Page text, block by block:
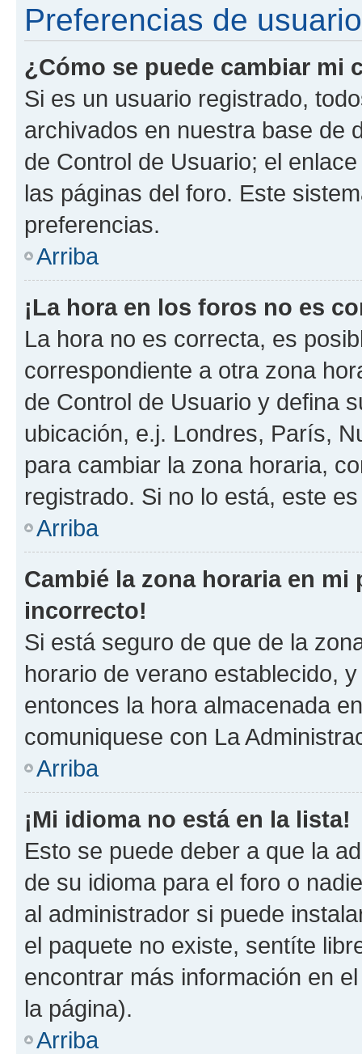
Preferencias de
¿Cómo se puede cambiar mi
Si es un usuario registrado,
archivados en nuestra base de
de Control de Usuario; el
las páginas del foro. Este
preferencias.
Arriba
¡La hora en los foros no es
La hora no es correcta, es
correspondiente a otra zona
de Control de Usuario y defina
ubicación, e.j. Londres, París,
para cambiar la zona horaria,
registrado. Si no lo está, este
Arriba
Cambié la zona horaria en
incorrecto!
Si está seguro de que de la
horario de verano establecido,
entonces la hora almacenada
comuniquese con La
Arriba
¡Mi idioma no está en la lista!
Esto se puede deber a que la
de su idioma para el foro o
al administrador si puede
el paquete no existe, sentíte
encontrar más información en
la página).
Arriba